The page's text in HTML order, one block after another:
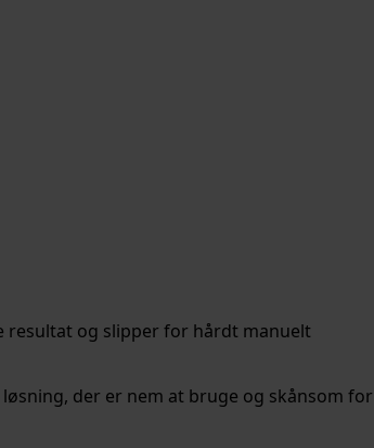
resultat og slipper for hårdt manuelt
der er nem at bruge og skånsom for